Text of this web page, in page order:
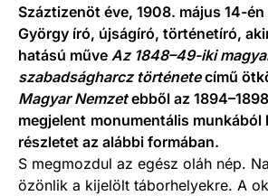
Száztizenöt éve, 1908. május 14-
György író, újságíró, történetíró,
hatású műve Az 1848–49-iki
szabadságharcz történetecímű
Magyar Nemzetebből az
megjelent monumentális munkából
részletet az alábbi formában.
S megmozdul az egész oláh nép.
özönlik a kijelölt táborhelyekre. A